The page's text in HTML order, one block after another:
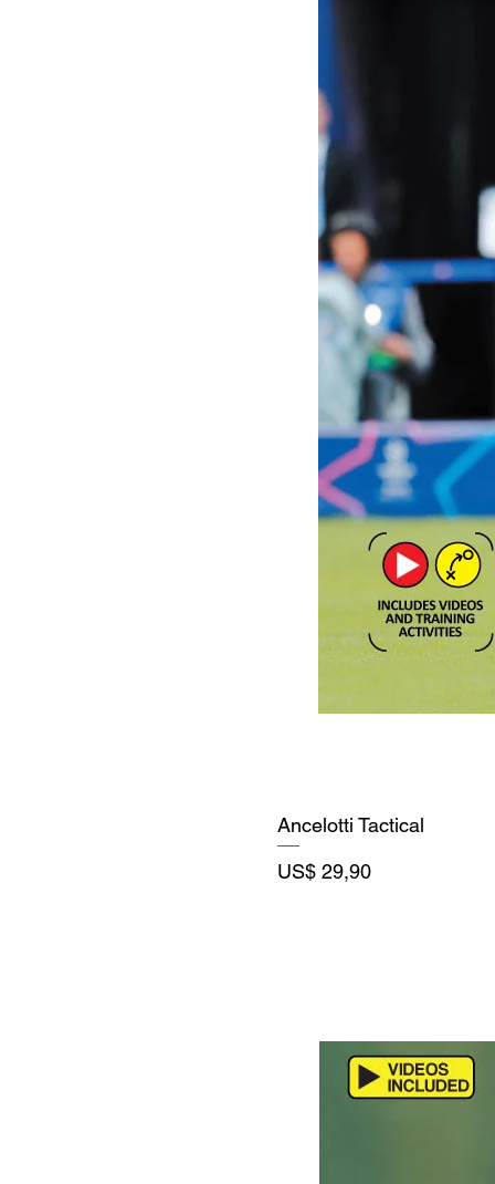
Ancelotti Tactical
Precio
US$ 29,90